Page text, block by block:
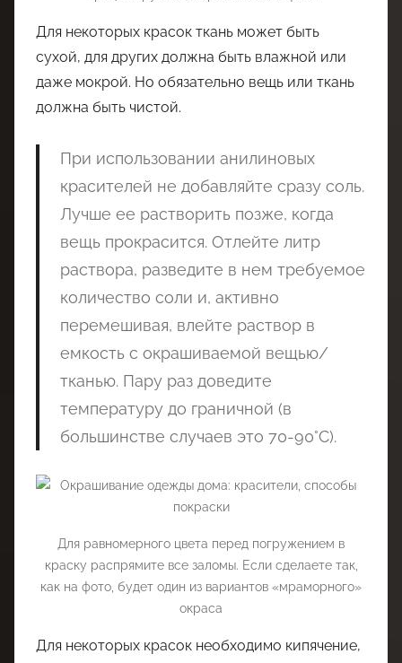
Для некоторых красок ткань может быть
сухой, для других должна быть влажной или
даже мокрой. Но обязательно вещь или ткань
должна быть чистой.
При использовании анилиновых
красителей не добавляйте сразу соль.
Лучше ее растворить позже, когда
вещь прокрасится. Отлейте литр
раствора, разведите в нем требуемое
количество соли и, активно
перемешивая, влейте раствор в
емкость с окрашиваемой вещью/
тканью. Пару раз доведите
температуру до граничной (в
большинстве случаев это 70-90°C).
Для равномерного цвета перед погружением в
краску распрямите все заломы. Если сделаете так,
как на фото, будет один из вариантов «мраморного»
окраса
Для некоторых красок необходимо кипячение,